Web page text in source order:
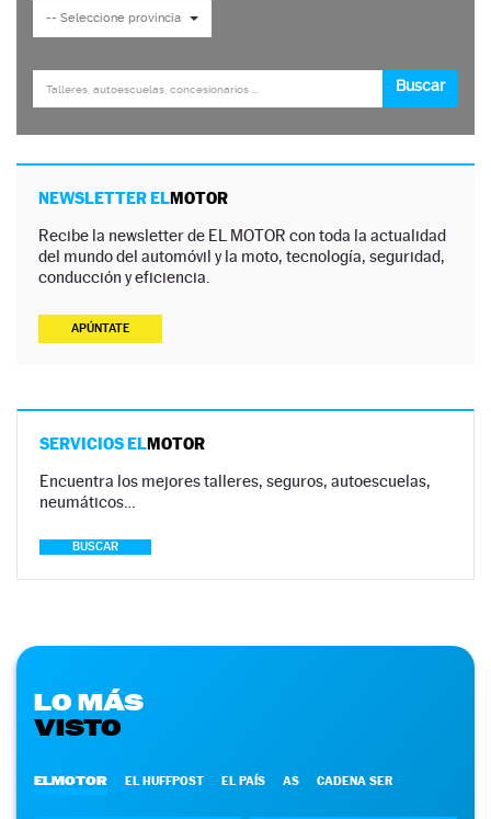
NEWSLETTER ELMOTOR
Recibe la newsletter de EL MOTOR con toda la actualidad
del mundo del automóvil y la moto, tecnología, seguridad,
conducción y eficiencia.
APÚNTATE
SERVICIOS ELMOTOR
Encuentra los mejores talleres, seguros, autoescuelas,
neumáticos…
BUSCAR
LO MÁS
VISTO
ELMOTOR EL HUFFPOST EL PAÍS AS CADENA SER